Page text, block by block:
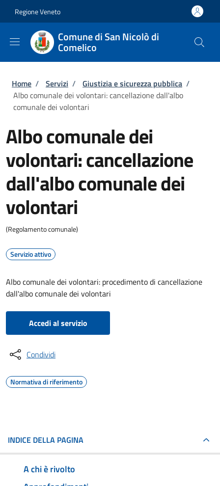
Regione Veneto
Comune di San Nicolò di
Comelico
Briciole di pane
Home / Servizi / Giustizia e sicurezza pubblica /
Albo comunale dei volontari: cancellazione dall'albo
comunale dei volontari
Albo comunale dei
volontari: cancellazione
dall'albo comunale dei
volontari
(Regolamento comunale)
Servizio attivo
Albo comunale dei volontari: procedimento di cancellazione
dall'albo comunale dei volontari
Accedi al servizio
Condividi
Normativa di riferimento
INDICE DELLA PAGINA
A chi è rivolto